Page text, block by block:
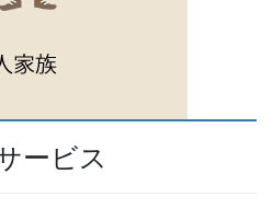
ービス